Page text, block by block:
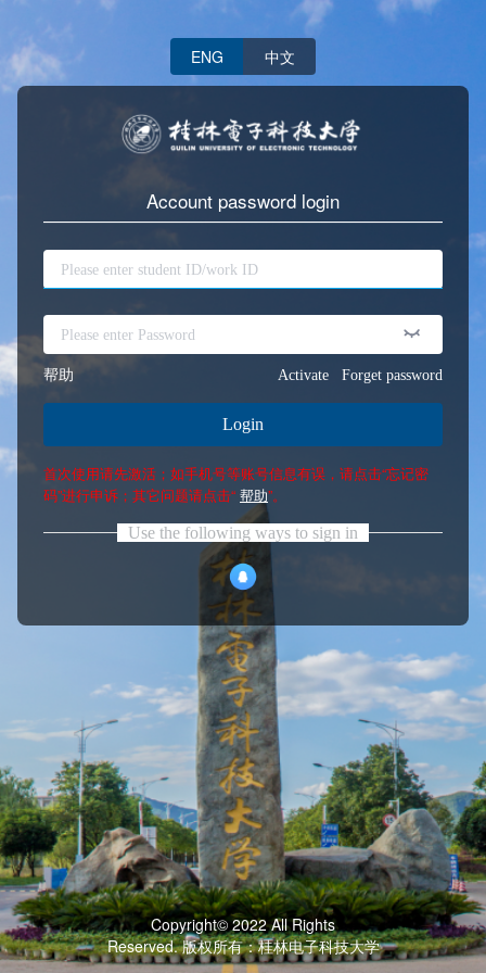
ENG 中文
Account password login
帮助 Activate Forget password
Login
首次使用请先激活；如手机号等账号信息有误，请点击“忘记密
码”进行申诉；其它问题请点击“ 帮助”。
Use the following ways to sign in
Copyright© 2022 All Rights
Reserved. 版权所有：桂林电子科技大学